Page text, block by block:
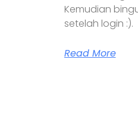
Kemudian
setelah login :).
Read More